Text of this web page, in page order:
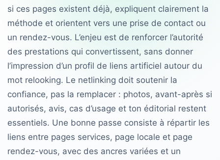
si ces pages existent déjà, expliquent clairement la
méthode et orientent vers une prise de contact ou
un rendez-vous. L’enjeu est de renforcer l’autorité
des prestations qui convertissent, sans donner
l’impression d’un profil de liens artificiel autour du
mot relooking. Le netlinking doit soutenir la
confiance, pas la remplacer : photos, avant-après si
autorisés, avis, cas d’usage et ton éditorial restent
essentiels. Une bonne passe consiste à répartir les
liens entre pages services, page locale et page
rendez-vous, avec des ancres variées et un